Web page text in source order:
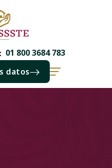
01 800 3684 783
datos